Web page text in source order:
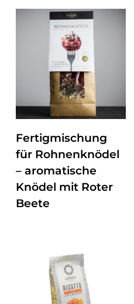
ZUM PRODUKT
Fertigmischung
für Rohnenknödel
– aromatische
Knödel mit Roter
Beete